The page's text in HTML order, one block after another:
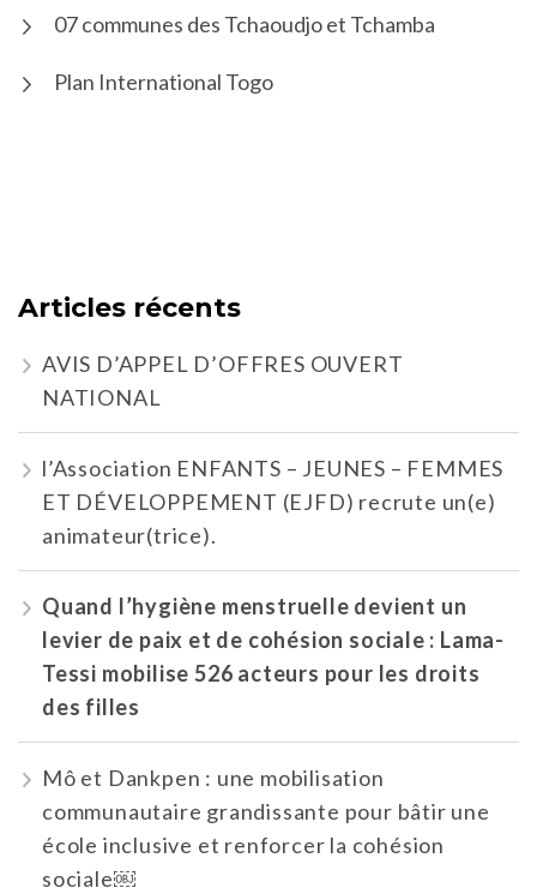
07 communes des Tchaoudjo et Tchamba
Plan International Togo
Articles récents
AVIS D’APPEL D’OFFRES OUVERT
NATIONAL
l’Association ENFANTS – JEUNES – FEMMES
ET DÉVELOPPEMENT (EJFD) recrute un(e)
animateur(trice).
Quand l’hygiène menstruelle devient un
levier de paix et de cohésion sociale : Lama-
Tessi mobilise 526 acteurs pour les droits
des filles
Mô et Dankpen : une mobilisation
communautaire grandissante pour bâtir une
école inclusive et renforcer la cohésion
sociale￼